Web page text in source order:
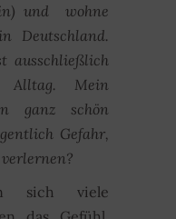
und wohne
Deutschland.
ausschließlich
Alltag. Mein
ganz schön
Gefahr,
sich viele